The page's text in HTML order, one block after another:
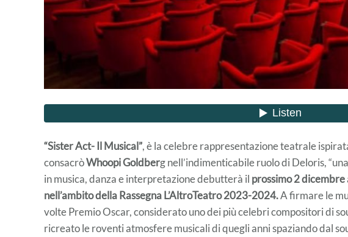
“Sister Act- Il Musical”, è la celebre rappresentazione teatrale
consacròWhoopi Goldberg nell’indimenticabile ruolo di Deloris,
in musica, danza e interpretazione debutterà il prossimo 2 dicembre
nell’ambito della Rassegna L’AltroTeatro 2023-2024.A firmare le
volte Premio Oscar, considerato uno dei più celebri compositori di
ricreato le roventi atmosfere musicali di quegli anni spaziando dal